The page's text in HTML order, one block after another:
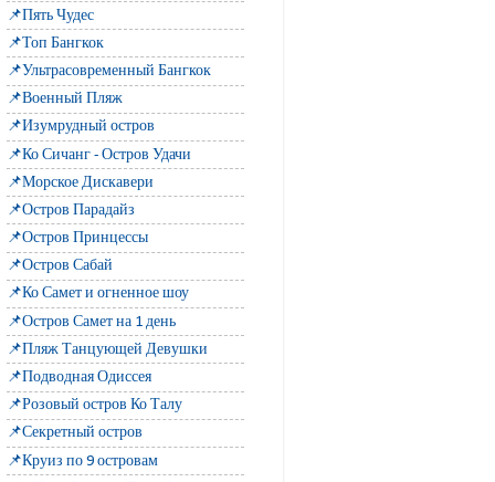
📌Пять Чудес
📌Топ Бангкок
📌Ультрасовременный Бангкок
📌Военный Пляж
📌Изумрудный остров
📌Ко Сичанг - Остров Удачи
📌Морское Дискавери
📌Остров Парадайз
📌Остров Принцессы
📌Остров Сабай
📌Ко Самет и огненное шоу
📌Остров Самет на 1 день
📌Пляж Танцующей Девушки
📌Подводная Одиссея
📌Розовый остров Ко Талу
📌Секретный остров
📌Круиз по 9 островам